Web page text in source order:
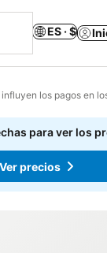
ES · $
los pagos en
para ver los
Ver precios